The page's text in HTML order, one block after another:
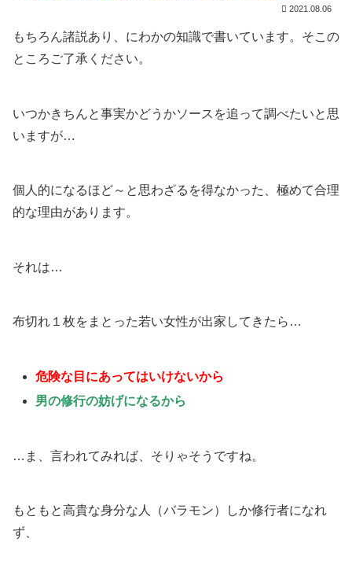
2021.08.06
もちろん諸説あり、にわかの知識で書いています。そこの
ところご了承ください。
いつかきちんと事実かどうかソースを追って調べたいと思
いますが…
個人的になるほど～と思わざるを得なかった、極めて合理
的な理由があります。
それは…
布切れ１枚をまとった若い女性が出家してきたら…
危険な目にあってはいけないから
男の修行の妨げになるから
…ま、言われてみれば、そりゃそうですね。
もともと高貴な身分な人（バラモン）しか修行者になれ
ず、